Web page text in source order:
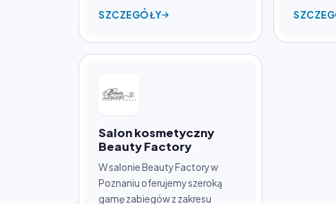
SZCZEGÓŁY
Salon kosmetyczny
Beauty Factory
W salonie Beauty Factory w
Poznaniu oferujemy szeroką
gamę zabiegów z zakresu